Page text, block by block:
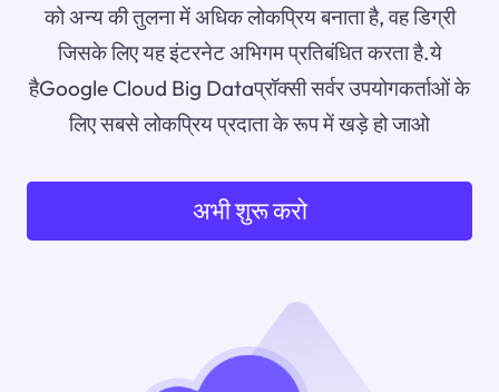
को अन्य की तुलना में अधिक लोकप्रिय बनाता है, वह डिग्री
जिसके लिए यह इंटरनेट अभिगम प्रतिबंधित करता है.ये
हैGoogle Cloud Big Dataप्रॉक्सी सर्वर उपयोगकर्ताओं के
लिए सबसे लोकप्रिय प्रदाता के रूप में खड़े हो जाओ
अभी शुरू करो